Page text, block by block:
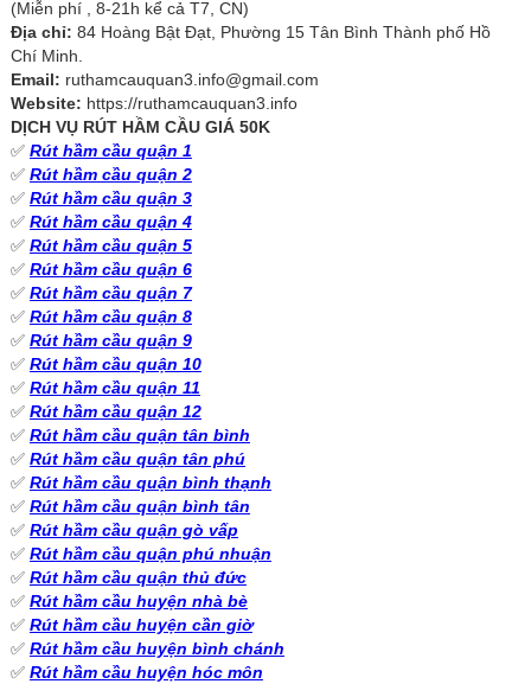
(Miễn phí , 8-21h kể cả T7, CN)
Địa chỉ: 84 Hoàng Bật Đạt, Phường 15 Tân Bình Thành phố Hồ
Chí Minh.
Email: ruthamcauquan3.info@gmail.com
Website: https://ruthamcauquan3.info
DỊCH VỤ RÚT HẦM CẦU GIÁ 50K
✅ Rút hầm cầu quận 1
✅ Rút hầm cầu quận 2
✅ Rút hầm cầu quận 3
✅ Rút hầm cầu quận 4
✅ Rút hầm cầu quận 5
✅ Rút hầm cầu quận 6
✅ Rút hầm cầu quận 7
✅ Rút hầm cầu quận 8
✅ Rút hầm cầu quận 9
✅ Rút hầm cầu quận 10
✅ Rút hầm cầu quận 11
✅ Rút hầm cầu quận 12
✅ Rút hầm cầu quận tân bình
✅ Rút hầm cầu quận tân phú
✅ Rút hầm cầu quận bình thạnh
✅ Rút hầm cầu quận bình tân
✅ Rút hầm cầu quận gò vấp
✅ Rút hầm cầu quận phú nhuận
✅ Rút hầm cầu quận thủ đức
✅ Rút hầm cầu huyện nhà bè
✅ Rút hầm cầu huyện cần giờ
✅ Rút hầm cầu huyện bình chánh
✅ Rút hầm cầu huyện hóc môn